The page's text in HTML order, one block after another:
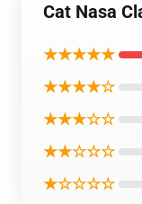
Cat Nasa
★★★★★
★★★★☆
★★★☆☆
★★☆☆☆
★☆☆☆☆